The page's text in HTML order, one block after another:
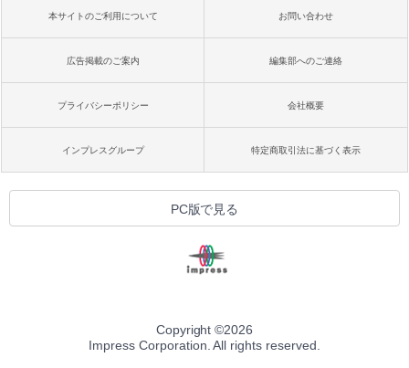
本サイトのご利用について お問い合わせ
広告掲載のご案内 編集部へのご連絡
プライバシーポリシー 会社概要
インプレスグループ 特定商取引法に基づく表示
PC版で見る
Copyright ©2026
Impress Corporation. All rights reserved.